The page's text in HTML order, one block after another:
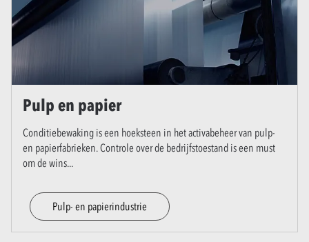
Pulp en papier
Conditiebewaking is een hoeksteen in het activabeheer van pulp-
en papierfabrieken. Controle over de bedrijfstoestand is een must
om de wins...
Pulp- en papierindustrie